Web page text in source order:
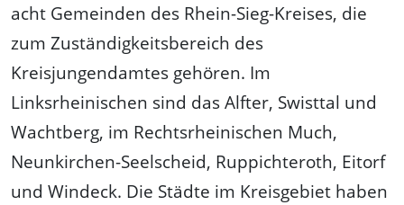
acht Gemeinden des Rhein-Sieg-Kreises, die
zum Zuständigkeitsbereich des
Kreisjungendamtes gehören. Im
Linksrheinischen sind das Alfter, Swisttal und
Wachtberg, im Rechtsrheinischen Much,
Neunkirchen-Seelscheid, Ruppichteroth, Eitorf
und Windeck. Die Städte im Kreisgebiet haben